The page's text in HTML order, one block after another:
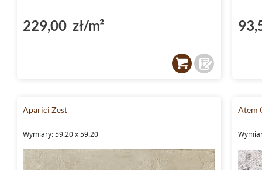
229,00 zł/m²
Aparici Zest
Wymiary: 59.20 x 59.20
Atem